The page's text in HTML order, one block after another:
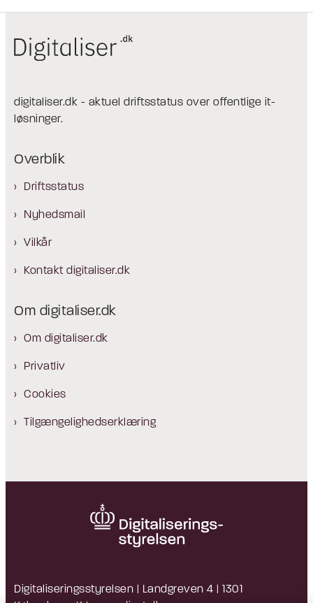
digitaliser.dk - aktuel driftsstatus over offentlige it-
løsninger.
Overblik
Driftsstatus
Nyhedsmail
Vilkår
Kontakt digitaliser.dk
Om digitaliser.dk
Om digitaliser.dk
Privatliv
Cookies
Tilgængelighedserklæring
Digitaliseringsstyrelsen | Landgreven 4 | 1301